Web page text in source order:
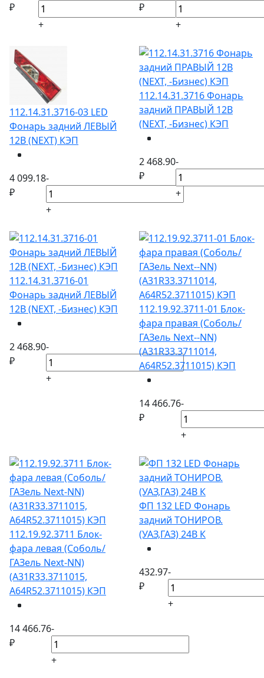
₽
+
₽
+
112.14.31.3716-03 LED
Фонарь задний ЛЕВЫЙ
12В (NEXT) КЭП
4 099.18
₽
-
+
112.14.31.3716 Фонарь
задний ПРАВЫЙ 12В
(NEXT, -Бизнес) КЭП
2 468.90
₽
-
+
112.14.31.3716-01
Фонарь задний ЛЕВЫЙ
12В (NEXT, -Бизнес) КЭП
2 468.90
₽
-
+
112.19.92.3711-01 Блок-
фара правая (Соболь/
ГАЗель Next--NN)
(А31R33.3711014,
A64R52.3711015) КЭП
14 466.76
₽
-
+
112.19.92.3711 Блок-
фара левая (Соболь/
ГАЗель Next-NN)
(А31R33.3711015,
A64R52.3711015) КЭП
14 466.76
₽
-
+
ФП 132 LED Фонарь
задний ТОНИРОВ.
(УАЗ,ГАЗ) 24В К
432.97
₽
-
+